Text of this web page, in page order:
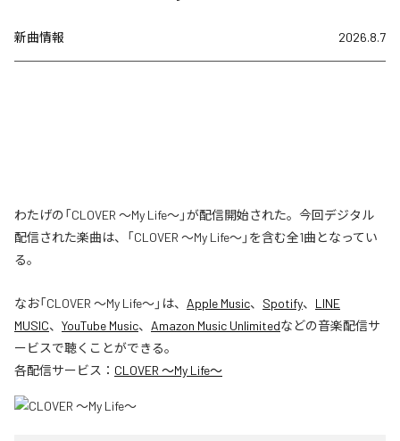
新曲情報 2026.8.7
わたげの「CLOVER ～My Life～」が配信開始された。今回デジタル
配信された楽曲は、「CLOVER ～My Life～」を含む全1曲となってい
る。
なお「CLOVER ～My Life～」は、 Apple Music、 Spotify、 LINE
MUSIC、 YouTube Music、 Amazon Music Unlimitedなどの音楽配信サ
ービスで聴くことができる。
各配信サービス： CLOVER ～My Life～